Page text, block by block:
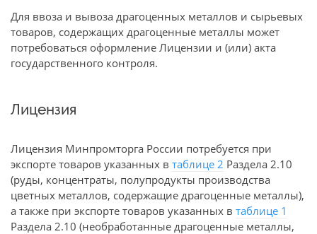
Для ввоза и вывоза драгоценных металлов и сырьевых
товаров, содержащих драгоценные металлы может
потребоваться оформление Лицензии и (или) акта
государственного контроля.
Лицензия
Лицензия Минпромторга России потребуется при
экспорте товаров указанных в таблице 2 Раздела 2.10
(руды, концентраты, полупродукты производства
цветных металлов, содержащие драгоценные металлы),
а также при экспорте товаров указанных в таблице 1
Раздела 2.10 (необработанные драгоценные металлы,